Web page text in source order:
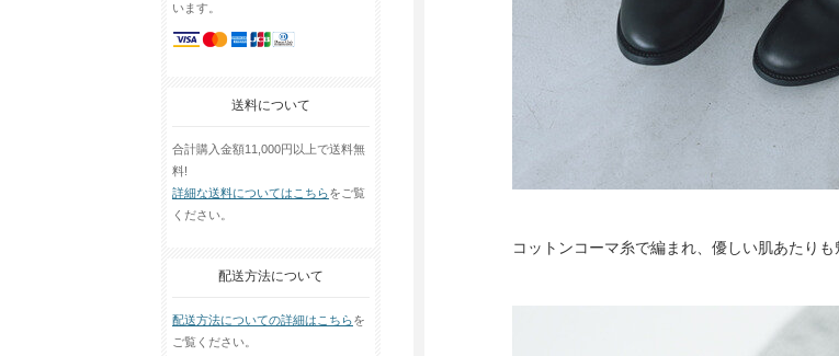
います。
送料について
合計購入金額11,000円以上で送料無
料!
詳細な送料についてはこちらをご覧
ください。
配送方法について
配送方法についての詳細はこちらを
ご覧ください。
コットンコーマ糸で編まれ、優しい肌あたりも